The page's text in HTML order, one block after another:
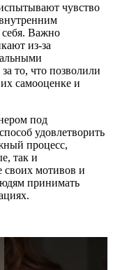
чувство
Важно
из-за
то, что позволили
самооценке и
под
удовлетворить
процесс,
так и
своих мотивов и
принимать